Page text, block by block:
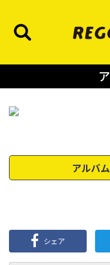
アルバ
シェア